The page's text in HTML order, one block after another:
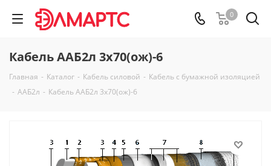
0
Кабель ААБ2л 3х70(ож)-6
Главная - Каталог - Кабель силовой - Кабель с бумажной изоляцией
- ААБ2л - Кабель ААБ2л 3х70(ож)-6